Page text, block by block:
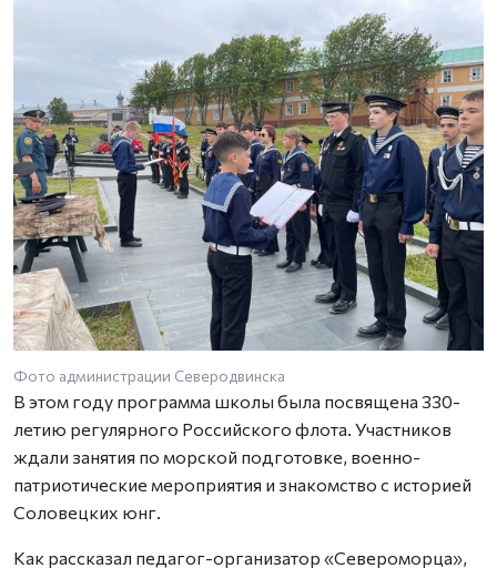
Фото администрации Северодвинска
В этом году программа школы была посвящена 330-
летию регулярного Российского флота. Участников
ждали занятия по морской подготовке, военно-
патриотические мероприятия и знакомство с историей
Соловецких юнг.
Как рассказал педагог-организатор «Североморца»,